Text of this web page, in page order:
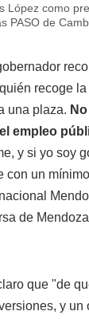
López como
PASO de
recoge
una plaza.
empleo
y si yo soy
con un
de
que "de
y un